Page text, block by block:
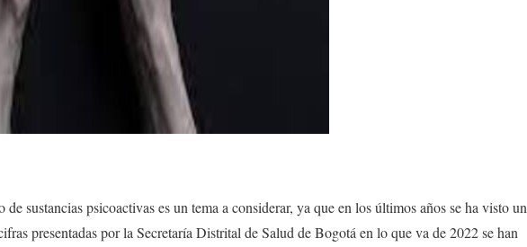
de sustancias psicoactivas es un tema a considerar, ya que en los últimos años se ha visto un
presentadas por la Secretaría Distrital de Salud de Bogotá en lo que va de 2022 se han